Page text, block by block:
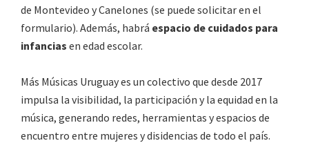
de Montevideo y Canelones (se puede solicitar en el
formulario). Además, habrá espacio de cuidados para
infancias en edad escolar.
Más Músicas Uruguay es un colectivo que desde 2017
impulsa la visibilidad, la participación y la equidad en la
música, generando redes, herramientas y espacios de
encuentro entre mujeres y disidencias de todo el país.